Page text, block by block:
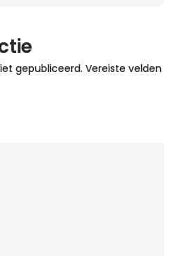
gepubliceerd. Vereiste velden